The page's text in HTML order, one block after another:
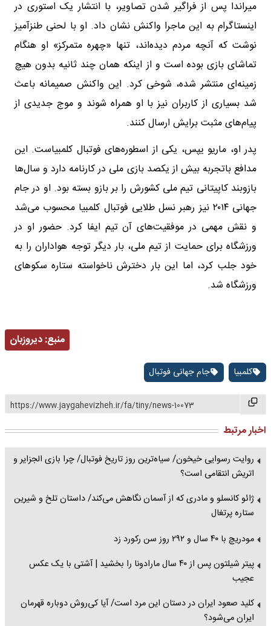
میراندا پس از فراگیر شدن تصاویر، با انتشار یک استوری در
اینستاگرام به این ماجرا واکنش نشان داد. او با لحنی طنزآمیز
نوشت که آنچه مردم دیده‌اند، تنها «چهره متمرکز» او هنگام
تماشای بازی بوده است و از اینکه همان چند ثانیه بدون هیچ
زمینه‌ای منتشر شده، شوخی کرد. این واکنش صمیمانه باعث
شد بسیاری از کاربران نیز با او همراه شوند و موج جدیدی از
پیام‌های مثبت برایش ارسال کنند.
پدر او، ماریو یپس، یکی از اسطوره‌های فوتبال کلمبیاست. این
مدافع باتجربه بیش از یکصد بازی ملی در کارنامه دارد و سال‌ها
بازوبند کاپیتانی تیم ملی کشورش را بر بازو بسته بود. او در جام
جهانی ۲۰۱۴ نیز رهبر نسل طلایی فوتبال کلمبیا محسوب می‌شد
و نقش مهمی در موفقیت‌های آن تیم ایفا کرد. حضور او در
ورزشگاه برای حمایت از تیم ملی، بار دیگر توجه هواداران را به
خود جلب کرد، اما این بار دخترش ناخواسته ستاره سکوهای
ورزشگاه شد.
منبع:دیروزبان
کلمبیا جام جهانی فوتبال
https://www.jaygahevizheh.ir/fa/tiny/news-10073
اخبار مرتبط
روایت رسوایی خیخون/ سیاه‌ترین روز تاریخ فوتبال/ چرا بازی الجزایر و
اتریش انتقامی است؟
ژائو کانسلو و مادری که از آسمان نگاهش می‌کند/ داستان تلخ و شیرین
ستاره پرتغال
مودریچ با ۴۰ سال و ۲۹۲ روز سن رکورد زد
پیتر شیلتون پس از ۴۰ سال مارادونا را بخشید | آشتی با یک عکس
عجیب
کلید صعود ایران در دستان این مرد است/ آیا کی‌روش دوباره قهرمان
ایران می‌شود؟